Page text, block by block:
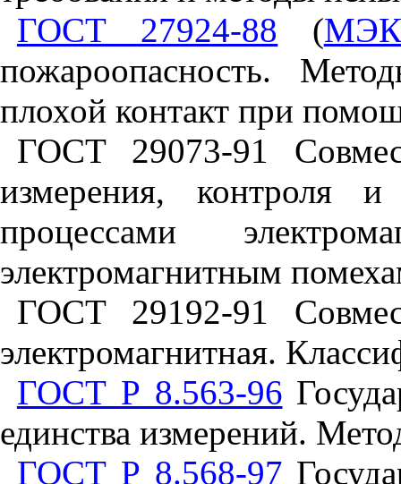
ГОСТ 27924-88 (МЭК
пожароопасность.
плохой контакт при
ГОСТ 29073-91
измерения, контроля
процессами
электромагнитным
ГОСТ 29192-91
электромагнитная.
ГОСТ Р 8.563-96
единства измерений.
ГОСТ Р 8.568-97